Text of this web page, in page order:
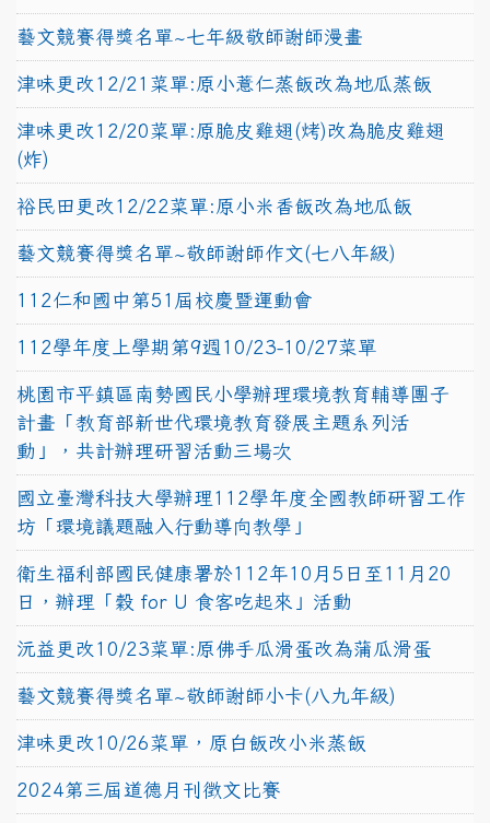
藝文競賽得獎名單~七年級敬師謝師漫畫
津味更改12/21菜單:原小薏仁蒸飯改為地瓜蒸飯
津味更改12/20菜單:原脆皮雞翅(烤)改為脆皮雞翅
(炸)
裕民田更改12/22菜單:原小米香飯改為地瓜飯
藝文競賽得獎名單~敬師謝師作文(七八年級)
112仁和國中第51屆校慶暨運動會
112學年度上學期第9週10/23-10/27菜單
桃園市平鎮區南勢國民小學辦理環境教育輔導團子
計畫「教育部新世代環境教育發展主題系列活
動」，共計辦理研習活動三場次
國立臺灣科技大學辦理112學年度全國教師研習工作
坊「環境議題融入行動導向教學」
衛生福利部國民健康署於112年10月5日至11月20
日，辦理「穀 for U 食客吃起來」活動
沅益更改10/23菜單:原佛手瓜滑蛋改為蒲瓜滑蛋
藝文競賽得獎名單~敬師謝師小卡(八九年級)
津味更改10/26菜單，原白飯改小米蒸飯
2024第三屆道德月刊徵文比賽